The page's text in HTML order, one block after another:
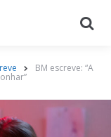
BM escreve: “A